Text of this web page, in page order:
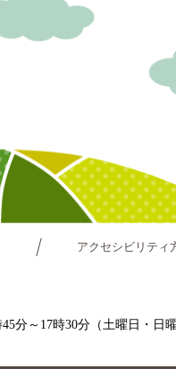
アクセシビリティ
45分～17時30分（土曜日・日